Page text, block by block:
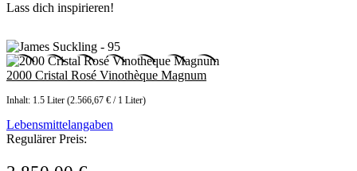
Lass dich inspirieren!
2000 Cristal Rosé Vinothèque Magnum
Inhalt: 1.5 Liter (2.566,67 € / 1 Liter)
Lebensmittelangaben
Regulärer Preis: